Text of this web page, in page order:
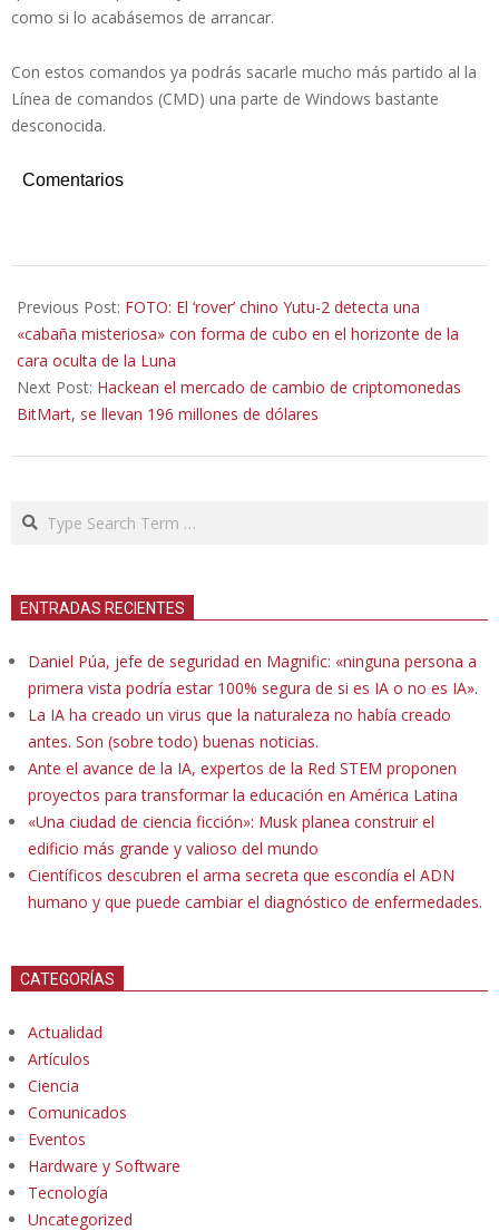
como si lo acabásemos de arrancar.
Con estos comandos ya podrás sacarle mucho más partido al la
Línea de comandos (CMD) una parte de Windows bastante
desconocida.
Comentarios
12-
09
Previous Post: FOTO: El ‘rover’ chino Yutu-2 detecta una
«cabaña misteriosa» con forma de cubo en el horizonte de la
cara oculta de la Luna
Next Post: Hackean el mercado de cambio de criptomonedas
BitMart, se llevan 196 millones de dólares
Search
ENTRADAS RECIENTES
Daniel Púa, jefe de seguridad en Magnific: «ninguna persona a
primera vista podría estar 100% segura de si es IA o no es IA».
La IA ha creado un virus que la naturaleza no había creado
antes. Son (sobre todo) buenas noticias.
Ante el avance de la IA, expertos de la Red STEM proponen
proyectos para transformar la educación en América Latina
«Una ciudad de ciencia ficción»: Musk planea construir el
edificio más grande y valioso del mundo
Científicos descubren el arma secreta que escondía el ADN
humano y que puede cambiar el diagnóstico de enfermedades.
CATEGORÍAS
Actualidad
Artículos
Ciencia
Comunicados
Eventos
Hardware y Software
Tecnología
Uncategorized